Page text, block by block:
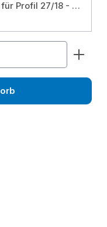
100 Stück - Schiebemutter für Profil 27/18 - 28/30 M8 verzinkt Größe: M8 27/18
Wert